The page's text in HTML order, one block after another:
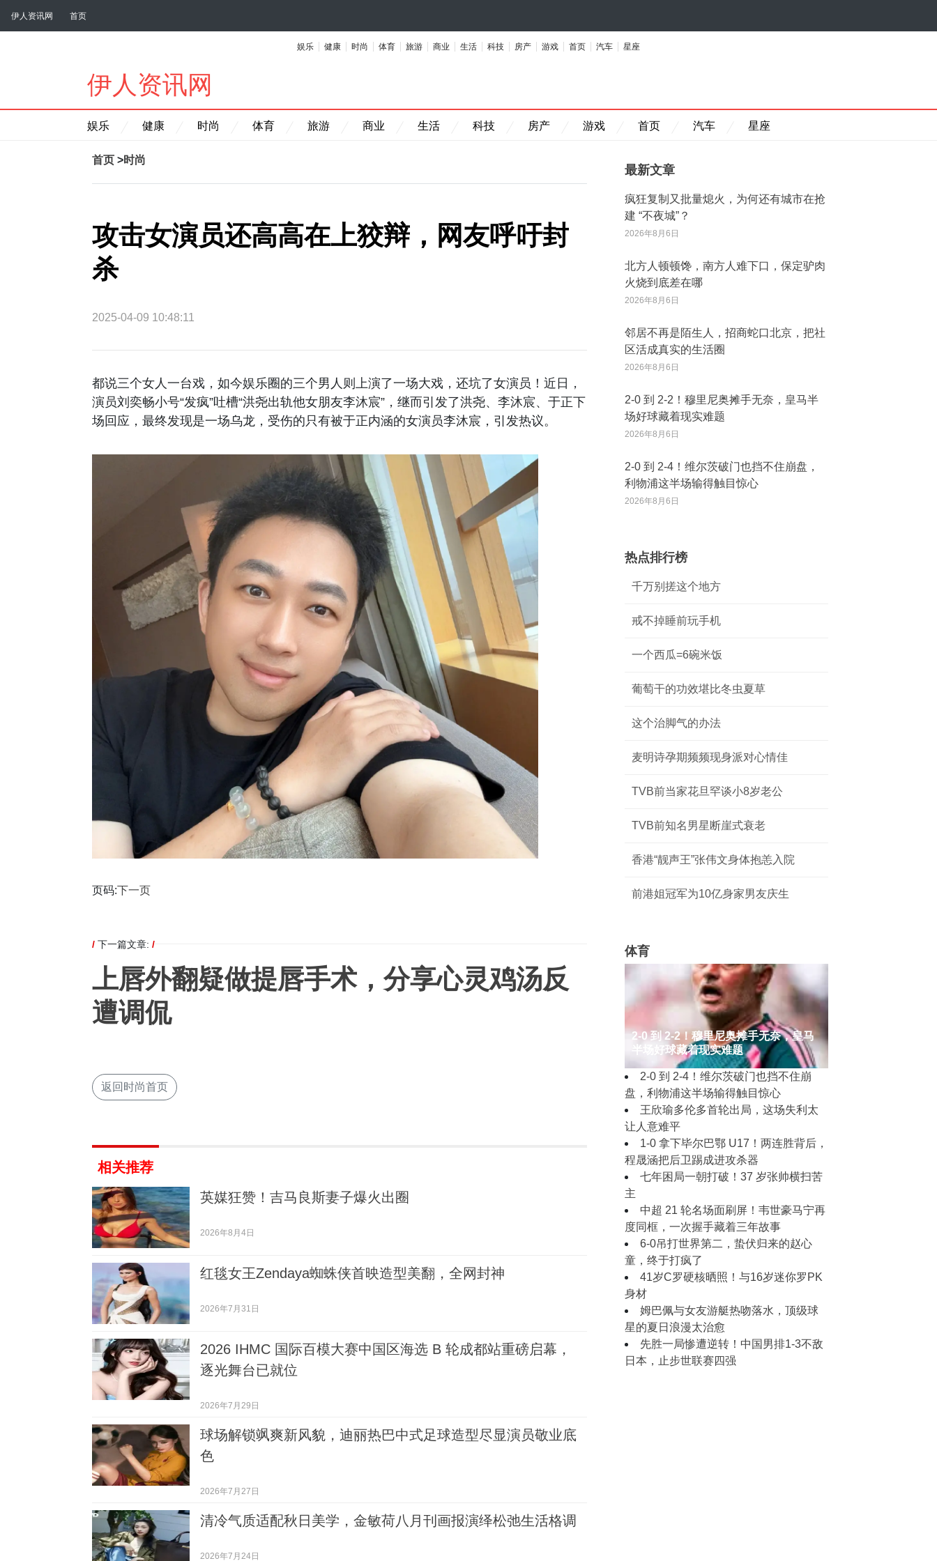
伊人资讯网 首页
娱乐 健康 时尚 体育 旅游 商业 生活 科技 房产 游戏 首页 汽车 星座
伊人资讯网
娱乐 健康 时尚 体育 旅游 商业 生活 科技 房产 游戏 首页 汽车 星座
首页 >时尚
攻击女演员还高高在上狡辩，网友呼吁封
杀
2025-04-09 10:48:11
都说三个女人一台戏，如今娱乐圈的三个男人则上演了一场大戏，还坑了女演员！近日，
演员刘奕畅小号“发疯”吐槽“洪尧出轨他女朋友李沐宸”，继而引发了洪尧、李沐宸、于正下
场回应，最终发现是一场乌龙，受伤的只有被于正内涵的女演员李沐宸，引发热议。
页码:下一页
/ 下一篇文章: /
上唇外翻疑做提唇手术，分享心灵鸡汤反
遭调侃
返回时尚首页
相关推荐
英媒狂赞！吉马良斯妻子爆火出圈
2026年8月4日
红毯女王Zendaya蜘蛛侠首映造型美翻，全网封神
2026年7月31日
2026 IHMC 国际百模大赛中国区海选 B 轮成都站重磅启幕，
逐光舞台已就位
2026年7月29日
球场解锁飒爽新风貌，迪丽热巴中式足球造型尽显演员敬业底
色
2026年7月27日
清冷气质适配秋日美学，金敏荷八月刊画报演绎松弛生活格调
2026年7月24日
最新文章
疯狂复制又批量熄火，为何还有城市在抢
建 “不夜城”？
2026年8月6日
北方人顿顿馋，南方人难下口，保定驴肉
火烧到底差在哪
2026年8月6日
邻居不再是陌生人，招商蛇口北京，把社
区活成真实的生活圈
2026年8月6日
2‑0 到 2‑2！穆里尼奥摊手无奈，皇马半
场好球藏着现实难题
2026年8月6日
2‑0 到 2‑4！维尔茨破门也挡不住崩盘，
利物浦这半场输得触目惊心
2026年8月6日
热点排行榜
千万别搓这个地方
戒不掉睡前玩手机
一个西瓜=6碗米饭
葡萄干的功效堪比冬虫夏草
这个治脚气的办法
麦明诗孕期频频现身派对心情佳
TVB前当家花旦罕谈小8岁老公
TVB前知名男星断崖式衰老
香港“靓声王”张伟文身体抱恙入院
前港姐冠军为10亿身家男友庆生
体育
2‑0 到 2‑2！穆里尼奥摊手无奈，皇马
半场好球藏着现实难题
2‑0 到 2‑4！维尔茨破门也挡不住崩
盘，利物浦这半场输得触目惊心
王欣瑜多伦多首轮出局，这场失利太
让人意难平
1‑0 拿下毕尔巴鄂 U17！两连胜背后，
程晟涵把后卫踢成进攻杀器
七年困局一朝打破！37 岁张帅横扫苦
主
中超 21 轮名场面刷屏！韦世豪马宁再
度同框，一次握手藏着三年故事
6-0吊打世界第二，蛰伏归来的赵心
童，终于打疯了
41岁C罗硬核晒照！与16岁迷你罗PK
身材
姆巴佩与女友游艇热吻落水，顶级球
星的夏日浪漫太治愈
先胜一局惨遭逆转！中国男排1-3不敌
日本，止步世联赛四强